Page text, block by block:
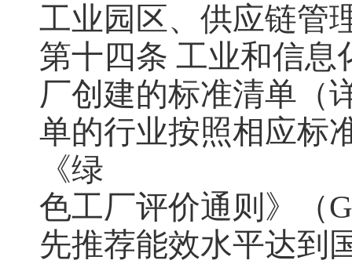
工业园区、供应链管
第十四条 工业和信息
厂创建的标准清单（
单的行业按照相应标
《绿
色工厂评价通则》（
先推荐能效水平达到